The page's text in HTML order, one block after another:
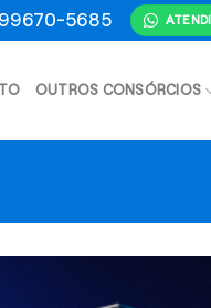
99670-5685
OUTROS CONSÓRCIOS